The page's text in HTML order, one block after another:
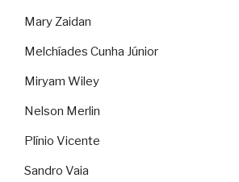
Mary Zaidan
Melchíades Cunha Júnior
Miryam Wiley
Nelson Merlin
Plínio Vicente
Sandro Vaia